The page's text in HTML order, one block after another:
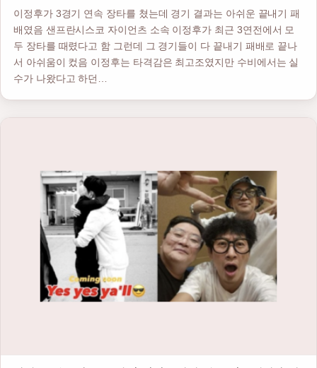
이정후가 3경기 연속 장타를 쳤는데 경기 결과는 아쉬운 끝내기 패
배였음 샌프란시스코 자이언츠 소속 이정후가 최근 3연전에서 모
두 장타를 때렸다고 함 그런데 그 경기들이 다 끝내기 패배로 끝나
서 아쉬움이 컸음 이정후는 타격감은 최고조였지만 수비에서는 실
수가 나왔다고 하던…